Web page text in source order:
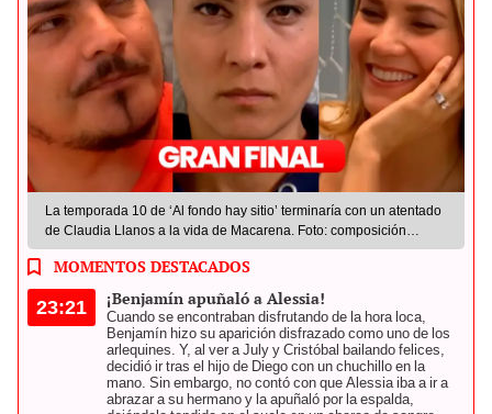
La temporada 10 de ‘Al fondo hay sitio’ terminaría con un atentado
de Claudia Llanos a la vida de Macarena. Foto: composición
LR/América TV
MOMENTOS DESTACADOS
23:21 ¡Benjamín apuñaló a Alessia!
Cuando se encontraban disfrutando de la hora loca,
Benjamín hizo su aparición disfrazado como uno de los
arlequines. Y, al ver a July y Cristóbal bailando felices,
decidió ir tras el hijo de Diego con un chuchillo en la
mano. Sin embargo, no contó con que Alessia iba a ir a
abrazar a su hermano y la apuñaló por la espalda,